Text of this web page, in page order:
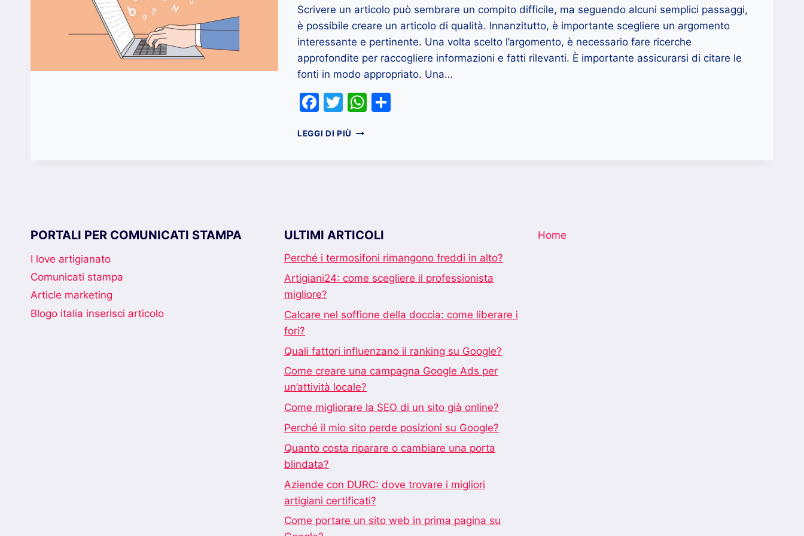
Scrivere un articolo può sembrare un compito difficile, ma seguendo alcuni semplici passaggi,
è possibile creare un articolo di qualità. Innanzitutto, è importante scegliere un argomento
interessante e pertinente. Una volta scelto l’argomento, è necessario fare ricerche
approfondite per raccogliere informazioni e fatti rilevanti. È importante assicurarsi di citare le
fonti in modo appropriato. Una…
Facebook
TwitterWhatsApp
LEGGI DI PIÙ COME
PORTALI PER COMUNICATI STAMPA
I love artigianato
Comunicati stampa
Article marketing
Blogo italia inserisci articolo
ULTIMI ARTICOLI
Perché i termosifoni rimangono freddi in alto?
Artigiani24: come scegliere il professionista
migliore?
Calcare nel soffione della doccia: come liberare i
fori?
Quali fattori influenzano il ranking su Google?
Come creare una campagna Google Ads per
un’attività locale?
Come migliorare la SEO di un sito già online?
Perché il mio sito perde posizioni su Google?
Quanto costa riparare o cambiare una porta
blindata?
Aziende con DURC: dove trovare i migliori
artigiani certificati?
Come portare un sito web in prima pagina su
Home